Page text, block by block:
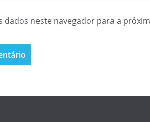
dados neste navegador para a